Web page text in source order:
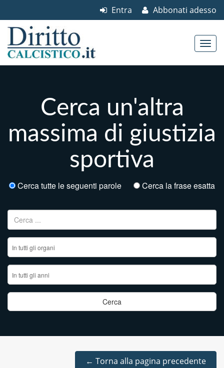
Abbonati adesso
Entra
Cerca un'altra
massima di giustizia
sportiva
Cerca tutte le seguenti parole Cerca la frase esatta
Ricerca per:
← Torna alla pagina precedente